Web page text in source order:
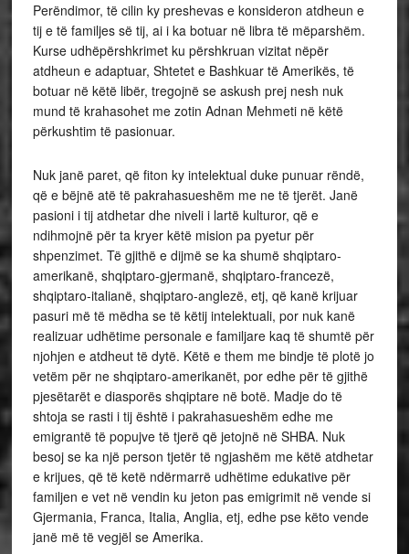
Perëndimor, të cilin ky preshevas e konsideron atdheun e
tij e të familjes së tij, ai i ka botuar në libra të mëparshëm.
Kurse udhëpërshkrimet ku përshkruan vizitat nëpër
atdheun e adaptuar, Shtetet e Bashkuar të Amerikës, të
botuar në këtë libër, tregojnë se askush prej nesh nuk
mund të krahasohet me zotin Adnan Mehmeti në këtë
përkushtim të pasionuar.
Nuk janë paret, që fiton ky intelektual duke punuar rëndë,
që e bëjnë atë të pakrahasueshëm me ne të tjerët. Janë
pasioni i tij atdhetar dhe niveli i lartë kulturor, që e
ndihmojnë për ta kryer këtë mision pa pyetur për
shpenzimet. Të gjithë e dijmë se ka shumë shqiptaro-
amerikanë, shqiptaro-gjermanë, shqiptaro-francezë,
shqiptaro-italianë, shqiptaro-anglezë, etj, që kanë krijuar
pasuri më të mëdha se të këtij intelektuali, por nuk kanë
realizuar udhëtime personale e familjare kaq të shumtë për
njohjen e atdheut të dytë. Këtë e them me bindje të plotë jo
vetëm për ne shqiptaro-amerikanët, por edhe për të gjithë
pjesëtarët e diasporës shqiptare në botë. Madje do të
shtoja se rasti i tij është i pakrahasueshëm edhe me
emigrantë të popujve të tjerë që jetojnë në SHBA. Nuk
besoj se ka një person tjetër të ngjashëm me këtë atdhetar
e krijues, që të ketë ndërmarrë udhëtime edukative për
familjen e vet në vendin ku jeton pas emigrimit në vende si
Gjermania, Franca, Italia, Anglia, etj, edhe pse këto vende
janë më të vegjël se Amerika.